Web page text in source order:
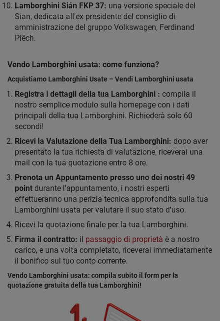
Lamborghini Sián FKP 37: una versione speciale del
Sian, dedicata all'ex presidente del consiglio di
amministrazione del gruppo Volkswagen, Ferdinand
Piëch.
Vendo Lamborghini usata: come funziona?
Acquistiamo Lamborghini Usate – Vendi Lamborghini usata
Registra i dettagli della tua Lamborghini : compila il
nostro semplice modulo sulla homepage con i dati
principali della tua Lamborghini. Richiederà solo 60
secondi!
Ricevi la Valutazione della Tua Lamborghini: dopo aver
presentato la tua richiesta di valutazione, riceverai una
mail con la tua quotazione entro 8 ore.
Prenota un Appuntamento presso uno dei nostri 49
point durante l'appuntamento, i nostri esperti
effettueranno una perizia tecnica approfondita sulla tua
Lamborghini usata per valutare il suo stato d'uso.
Ricevi la quotazione finale per la tua Lamborghini.
Firma il contratto: il passaggio di proprietà è a nostro
carico, e una volta completato, riceverai immediatamente
il bonifico sul tuo conto corrente.
Vendo Lamborghini usata: compila subito il form per la
quotazione gratuita della tua Lamborghini!